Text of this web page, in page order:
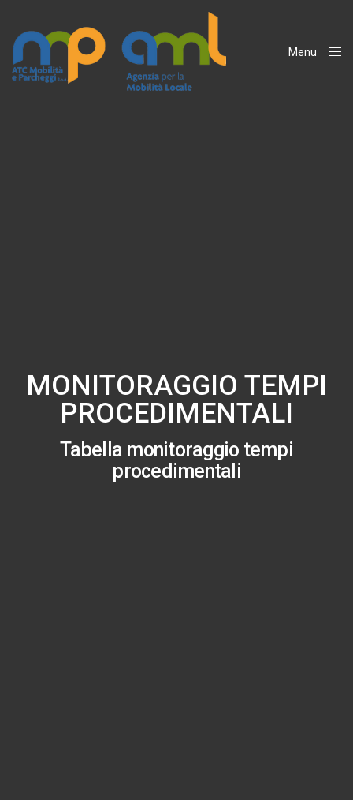
Menu
MONITORAGGIO TEMPI
PROCEDIMENTALI
Tabella monitoraggio tempi
procedimentali